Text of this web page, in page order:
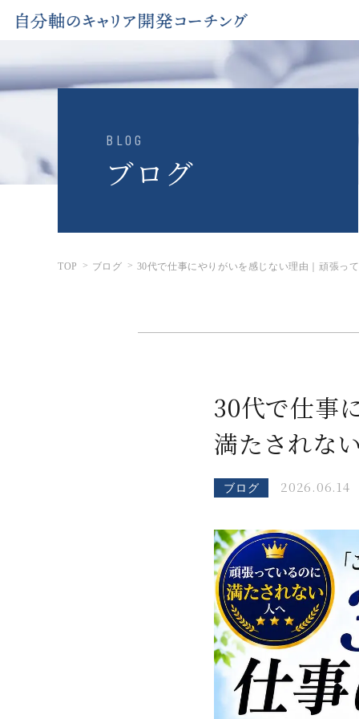
BLOG
ブログ
TOP ブログ 30代で仕事にやりがいを感じない理由｜頑張っ
30代で仕事
満たされな
ブログ 2026.06.14